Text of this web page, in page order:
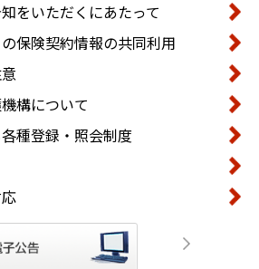
をいただくにあたって
保険契約情報の共同利用
構について
種登録・照会制度